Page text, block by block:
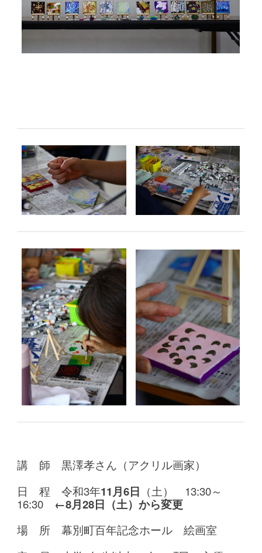
講 師 黒澤孝さん（アクリル画家）
日 程 令和3年11月6日 （土） 13:30～
16:30 ←8月28日（土）から変更
場 所 幕別町百年記念ホール 絵画室